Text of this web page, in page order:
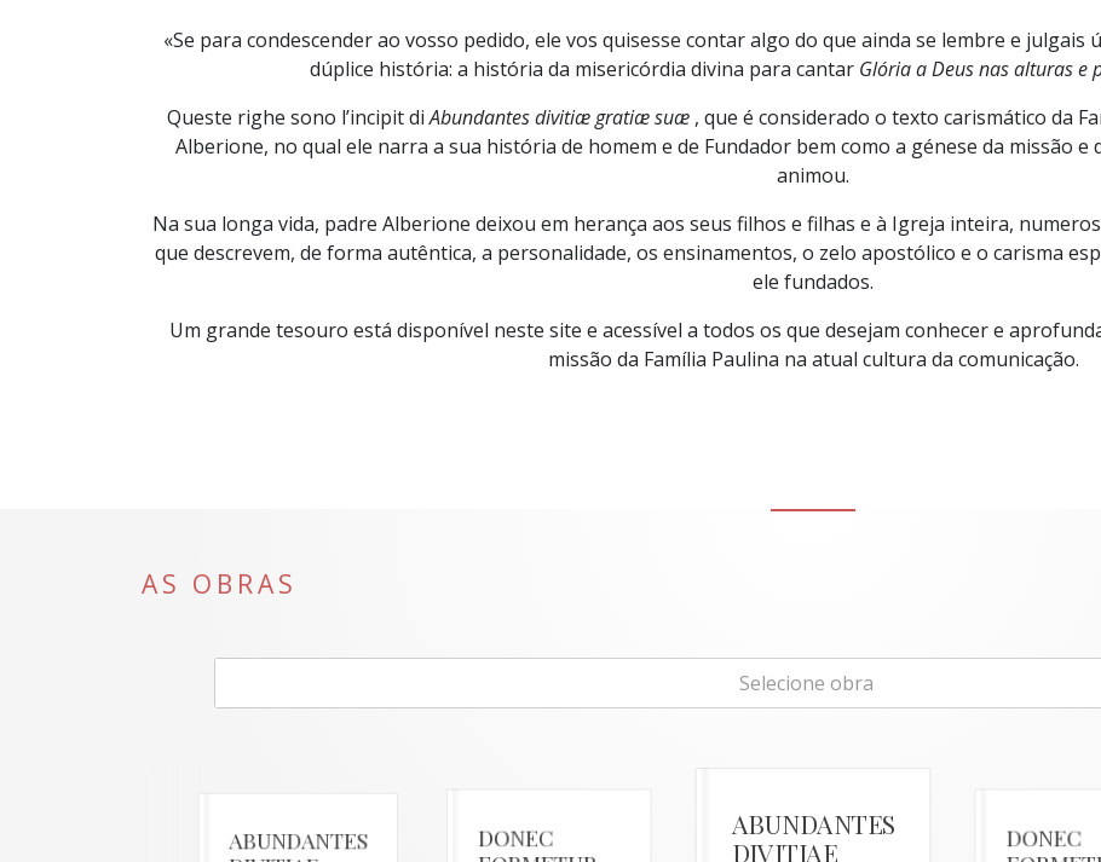
«Se para condescender ao vosso pedido, ele vos quisesse contar algo do que ainda se lembre e
dúplice história: a história da misericórdia divina para cantar Glória a Deus nas alturas e
Queste righe sono lʼincipit diAbundantes divitiæ gratiæ suæ, que é considerado o texto carismático da
Alberione, no qual ele narra a sua história de homem e de Fundador bem como a génese da missão e
animou.
Na sua longa vida, padre Alberione deixou em herança aos seus filhos e filhas e à Igreja inteira,
que descrevem, de forma autêntica, a personalidade, os ensinamentos, o zelo apostólico e o carisma
ele fundados.
Um grande tesouro está disponível neste site e acessível a todos os que desejam conhecer e
missão da Família Paulina na atual cultura da comunicação.
AS OBRAS
Selecione obra
ABUNDANTES
DONEC
ABUNDANTES
DIVITIAE
DONEC